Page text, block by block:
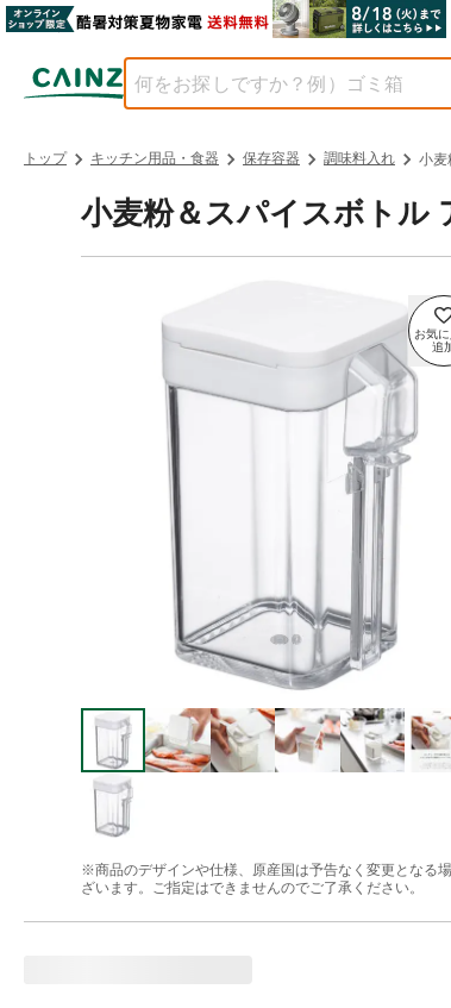
トップ キッチン用品・食器 保存容器 調味料入れ 小麦
小麦粉＆スパイスボトル
※商品のデザインや仕様、原産国は予告なく変更となる
ざいます。ご指定はできませんのでご了承ください。